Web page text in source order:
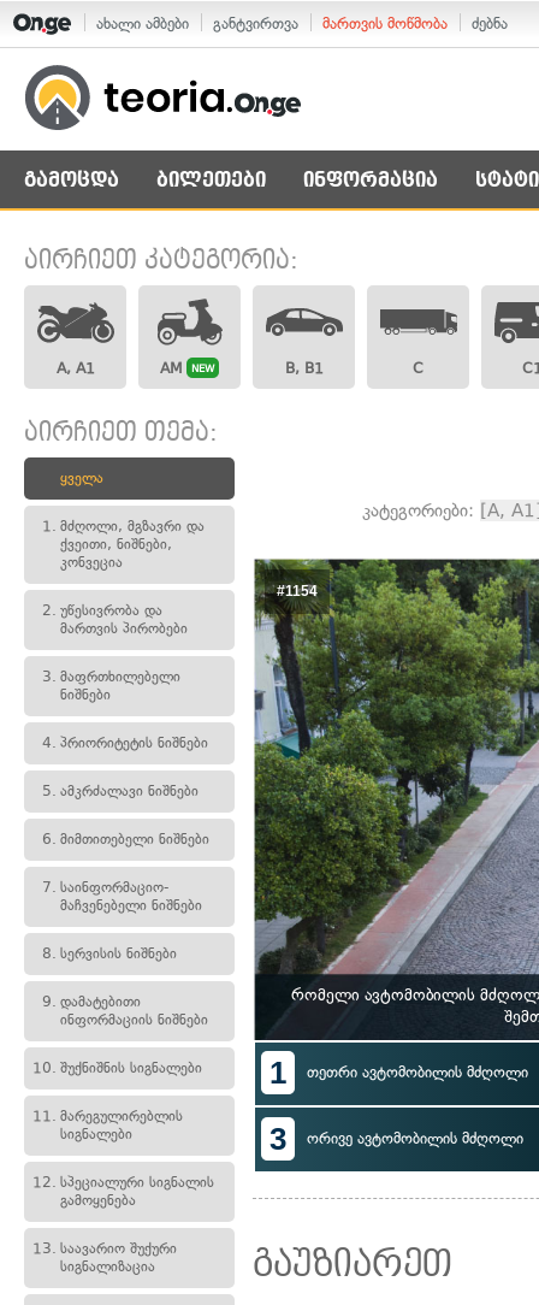
ახალი ამბები განტვირთვა მართვის მოწმობა ძებნა
გამოცდა ბილეთები ინფორმაცია
აირჩიეთ კატეგორია:
A, A1 AM NEW B, B1 C
აირჩიეთ თემა:
ყველა
1. მძღოლი, მგზავრი და
ქვეითი, ნიშნები,
კონვეცია
2. უწესივრობა და
მართვის პირობები
3. მაფრთხილებელი
ნიშნები
4. პრიორიტეტის ნიშნები
5. ამკრძალავი ნიშნები
6. მიმთითებელი ნიშნები
7. საინფორმაციო-
მაჩვენებელი ნიშნები
8. სერვისის ნიშნები
9. დამატებითი
ინფორმაციის ნიშნები
10. შუქნიშნის სიგნალები
11. მარეგულირებლის
სიგნალები
12. სპეციალური სიგნალის
გამოყენება
13. საავარიო შუქური
სიგნალიზაცია
კატეგორიები: [A,
#1154
რომელი ავტომობილის მძღოლი
1 თეთრი ავტომობილის მძღოლი
3 ორივე ავტომობილის მძღოლი
გაუზიარეთ